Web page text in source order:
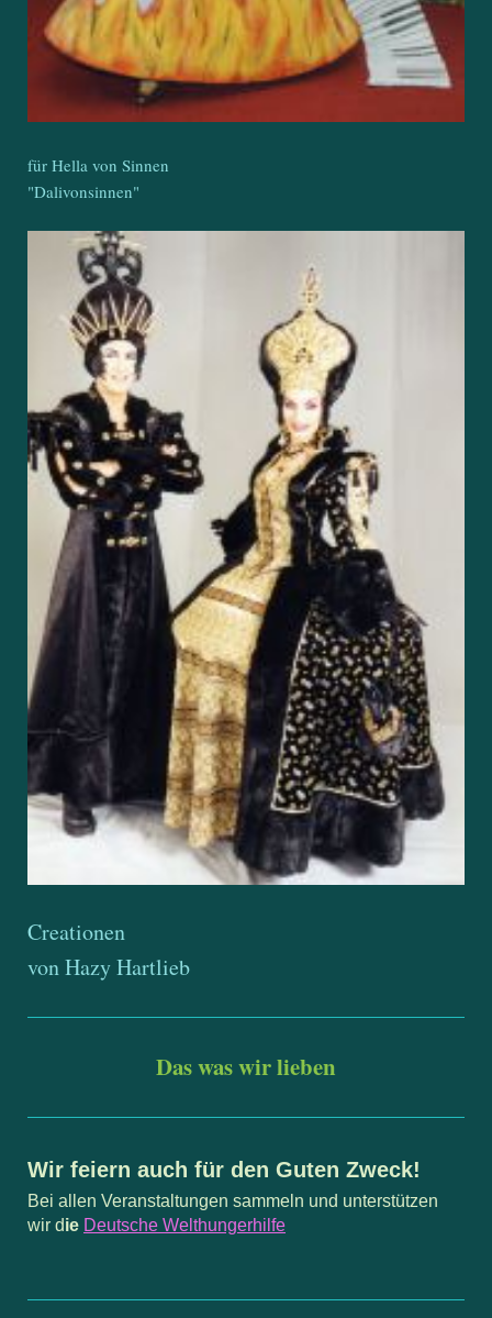
für Hella von Sinnen
"Dalivonsinnen"
Creationen
von Hazy Hartlieb
Das was wir lieben
Wir feiern auch für den Guten Zweck!
Bei allen Veranstaltungen sammeln und unterstützen
wir die Deutsche Welthungerhilfe